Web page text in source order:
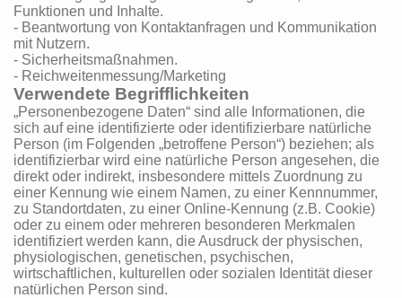
Funktionen und Inhalte.
- Beantwortung von Kontaktanfragen und Kommunikation
mit Nutzern.
- Sicherheitsmaßnahmen.
- Reichweitenmessung/Marketing
Verwendete Begrifflichkeiten
„Personenbezogene Daten“ sind alle Informationen, die
sich auf eine identifizierte oder identifizierbare natürliche
Person (im Folgenden „betroffene Person“) beziehen; als
identifizierbar wird eine natürliche Person angesehen, die
direkt oder indirekt, insbesondere mittels Zuordnung zu
einer Kennung wie einem Namen, zu einer Kennnummer,
zu Standortdaten, zu einer Online-Kennung (z.B. Cookie)
oder zu einem oder mehreren besonderen Merkmalen
identifiziert werden kann, die Ausdruck der physischen,
physiologischen, genetischen, psychischen,
wirtschaftlichen, kulturellen oder sozialen Identität dieser
natürlichen Person sind.